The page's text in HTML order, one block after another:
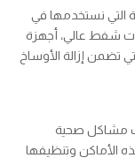
التي نستخدمها في
شفط عالي، أجهزة
تضمن إزالة الأوساخ
مشاكل صحية
الأماكن وتنظيفها